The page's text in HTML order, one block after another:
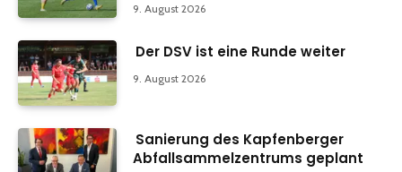
9. August 2026
Der DSV ist eine Runde weiter
9. August 2026
Sanierung des Kapfenberger
Abfallsammelzentrums geplant